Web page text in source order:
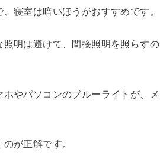
寝室は暗いほうがおすすめです。
明は避けて、間接照明を照らすの
やパソコンのブルーライトが、メ
が正解です。